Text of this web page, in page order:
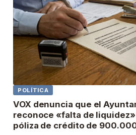
POLÍTICA
VOX denuncia que el
reconoce «falta de
póliza de crédito de